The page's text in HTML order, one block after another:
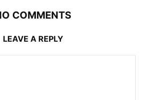
COMMENTS
LEAVE A REPLY